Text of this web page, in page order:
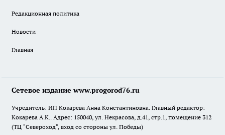
Редакционная политика
Новости
Главная
Сетевое издание www.progorod76.ru
Учредитель: ИП Кокарева Анна Константиновна. Главный редактор:
Кокарева А.К.. Адрес: 150040, ул. Некрасова, д.41, стр.1, помещение 312
(ТЦ "Североход", вход со стороны ул. Победы)